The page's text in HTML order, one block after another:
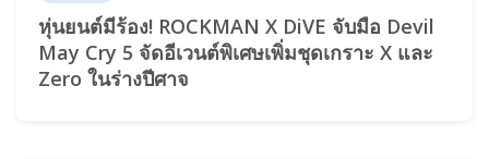
หุ่นยนต์มีร้อง! ROCKMAN X DiVE จับมือ Devil
May Cry 5 จัดอีเวนต์พิเศษเพิ่มชุดเกราะ X และ
Zero ในร่างปีศาจ